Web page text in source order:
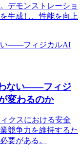
デモンストレーショ
生成し、性能を向上
ない——フィジ
変わるのか
クスにおける安全
競争力を維持するた
要がある。